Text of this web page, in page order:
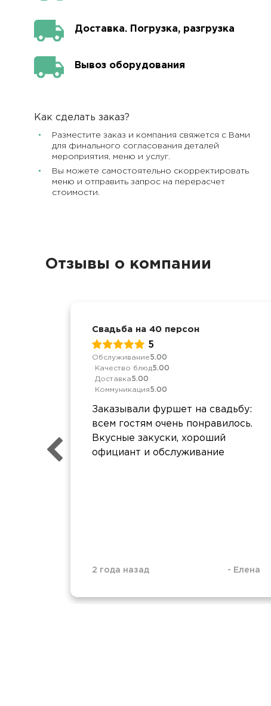
Доставка. Погрузка, разгрузка
Вывоз оборудования
Как сделать заказ?
Разместите заказ и компания свяжется с Вами
для финального согласования деталей
мероприятия, меню и услуг.
Вы можете самостоятельно скорректировать
меню и отправить запрос на перерасчет
стоимости.
Отзывы о компании
Свадьба на 40 персон
5
Обслуживание5.00
Качество блюд5.00
Доставка5.00
Коммуникация5.00
Заказывали фуршет на свадьбу:
всем гостям очень понравилось.
Вкусные закуски, хороший
официант и обслуживание
2 года назад - Елена